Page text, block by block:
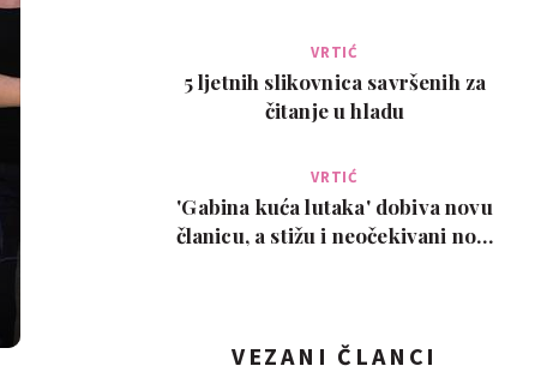
VRTIĆ
5 ljetnih slikovnica savršenih za
čitanje u hladu
VRTIĆ
'Gabina kuća lutaka' dobiva novu
članicu, a stižu i neočekivani novi
VEZANI ČLANCI